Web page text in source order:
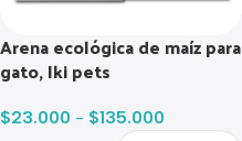
Arena ecológica de maíz para
gato, Iki pets
$23.000 - $135.000